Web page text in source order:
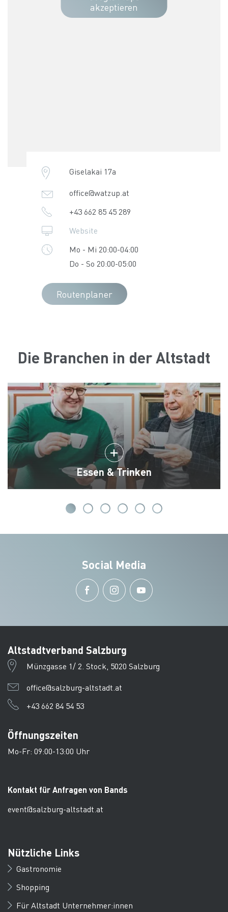
akzeptieren
Giselakai 17a
office@watzup.at
+43 662 85 45 289
Website
Mo - Mi 20:00-04:00
Do - So 20:00-05:00
Routenplaner
Die Branchen in der Altstadt
Essen & Trinken
Social Media
Altstadtverband Salzburg
Münzgasse 1/ 2. Stock, 5020 Salzburg
office@salzburg-altstadt.at
+43 662 84 54 53
Öffnungszeiten
Mo-Fr: 09:00-13:00 Uhr
Kontakt für Anfragen von Bands
event@salzburg-altstadt.at
Nützliche Links
Gastronomie
Shopping
Für Altstadt Unternehmer:innen